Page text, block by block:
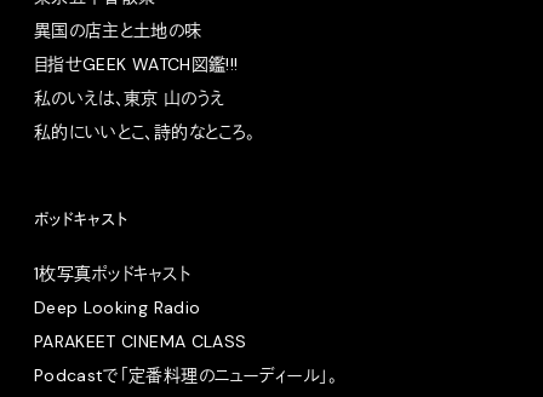
異国の店主と土地の味
目指せGEEK WATCH図鑑!!!
私のいえは、東京 山のうえ
私的にいいとこ、詩的なところ。
ポッドキャスト
1枚写真ポッドキャスト
Deep Looking Radio
PARAKEET CINEMA CLASS
Podcastで「定番料理のニューディール」。